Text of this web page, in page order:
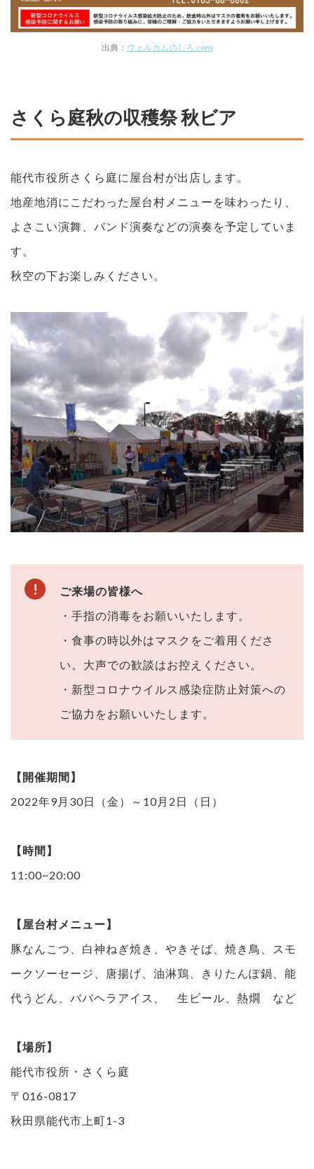
出典： ウェルカムのしろ.com
さくら庭秋の収穫祭 秋ビア
能代市役所さくら庭に屋台村が出店します。
地産地消にこだわった屋台村メニューを味わったり、
よさこい演舞、バンド演奏などの演奏を予定していま
す。
秋空の下お楽しみください。
ご来場の皆様へ
・手指の消毒をお願いいたします。
・食事の時以外はマスクをご着用くださ
い。大声での歓談はお控えください。
・新型コロナウイルス感染症防止対策への
ご協力をお願いいたします。
【開催期間】
2022年9月30日（金）～10月2日（日）
【時間】
11:00~20:00
【屋台村メニュー】
豚なんこつ、白神ねぎ焼き、やきそば、焼き鳥、スモ
ークソーセージ、唐揚げ、油淋鶏、きりたんぽ鍋、能
代うどん、ババヘラアイス、 生ビール、熱燗 など
【場所】
能代市役所・さくら庭
〒016-0817
秋田県能代市上町1-3